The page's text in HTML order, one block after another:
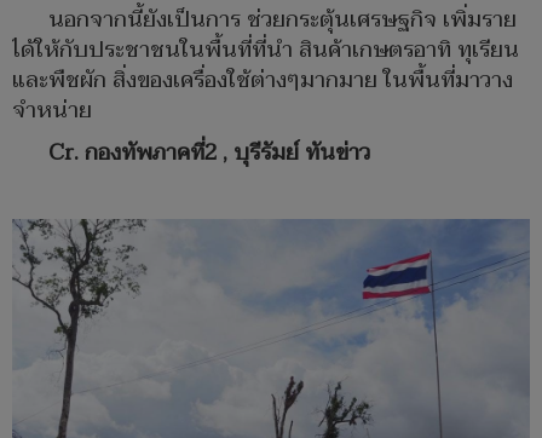
นอกจากนี้ยังเป็นการ ช่วยกระตุ้นเศรษฐกิจ เพิ่มราย
ได้ให้กับประชาชนในพื้นที่ที่นำ สินค้าเกษตรอาทิ ทุเรียน
และพืชผัก สิ่งของเครื่องใช้ต่างๆมากมาย ในพื้นที่มาวาง
จำหน่าย
Cr. กองทัพภาคที่2 , บุรีรัมย์ ทันข่าว